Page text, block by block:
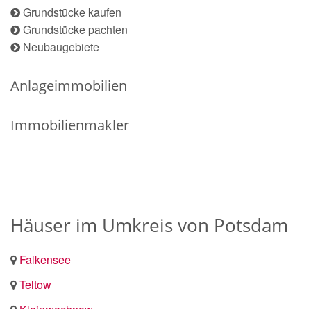
Grundstücke kaufen
Grundstücke pachten
Neubaugebiete
Anlageimmobilien
Immobilienmakler
Häuser im Umkreis von Potsdam
Falkensee
Teltow